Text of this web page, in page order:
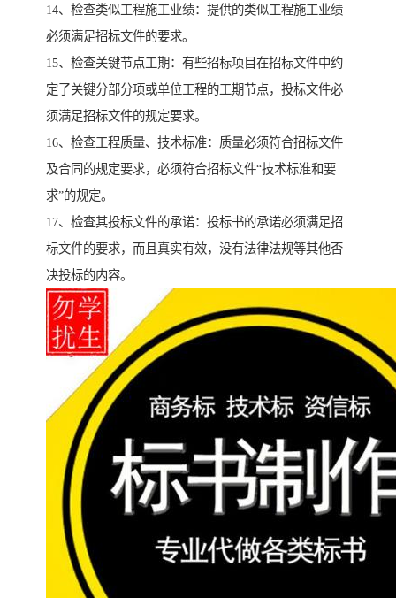
14、检查类似工程施工业绩：提供的类似工程施工业绩
必须满足招标文件的要求。
15、检查关键节点工期：有些招标项目在招标文件中约
定了关键分部分项或单位工程的工期节点，投标文件必
须满足招标文件的规定要求。
16、检查工程质量、技术标准：质量必须符合招标文件
及合同的规定要求，必须符合招标文件“技术标准和要
求”的规定。
17、检查其投标文件的承诺：投标书的承诺必须满足招
标文件的要求，而且真实有效，没有法律法规等其他否
决投标的内容。